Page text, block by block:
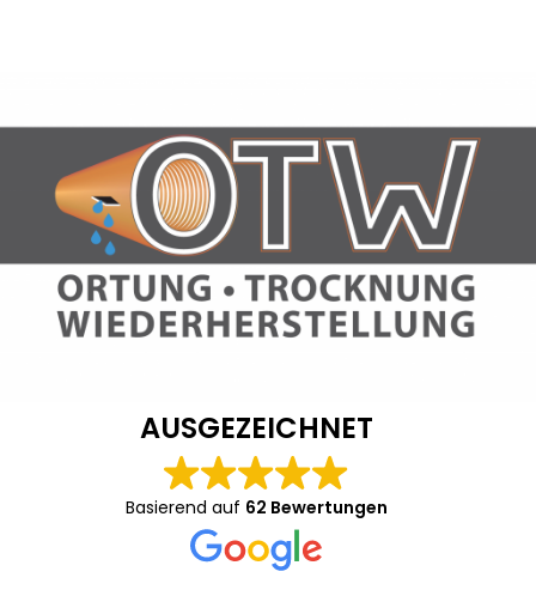
AUSGEZEICHNET
Basierend auf 62 Bewertungen